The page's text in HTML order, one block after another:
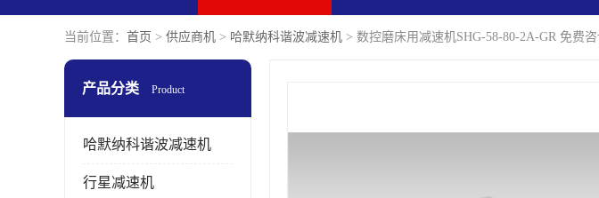
当前位置： 首页 > 供应商机 > 哈默纳科谐波减速机 > 数控磨床用减速机SHG-58-80-2A-GR 免费咨
产品分类 Product
哈默纳科谐波减速机
行星减速机